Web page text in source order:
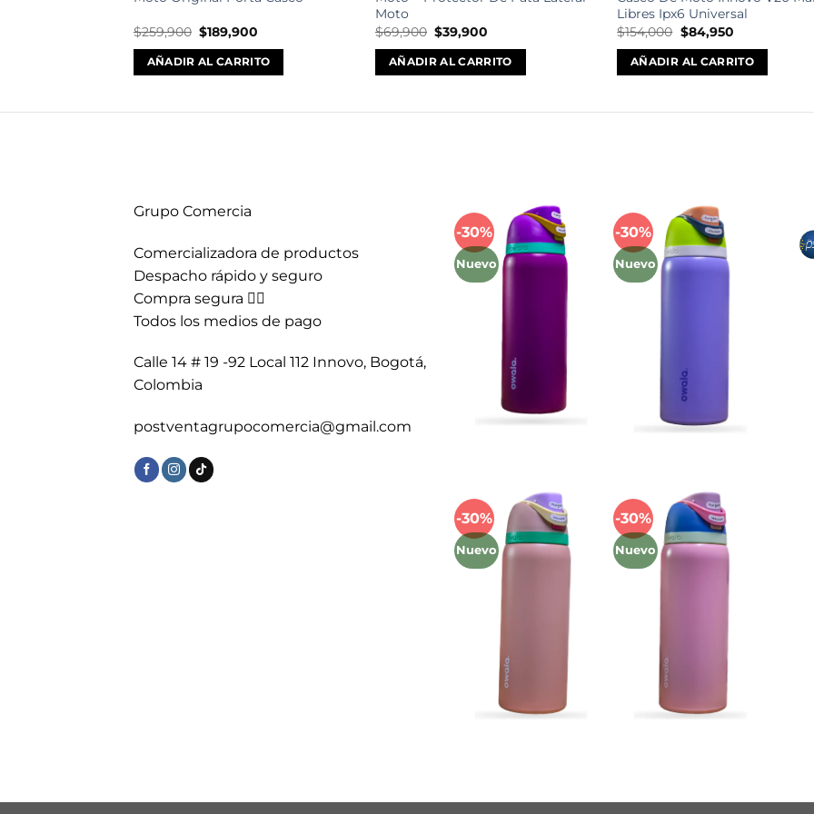
$259,900 El
precio
original
era:
$189,900
actual
es:
AÑADIR AL CARRITO
Moto
$69,900 El
precio
original
era:
$39,900
actual
es:
AÑADIR AL CARRITO
Libres Ipx6 Universal
$154,000 El
precio
original
era:
$84,950El
actual
es:
AÑADIR AL CARRITO
Grupo Comercia
Comercializadora de productos
Despacho rápido y seguro
Compra segura 👇🏼
Todos los medios de pago
Calle 14 # 19 -92 Local 112 Innovo, Bogotá,
Colombia
postventagrupocomercia@gmail.com
-30%
Nuevo
Añadir
a la
de
-30%
Nuevo
Añadir
a la
-30%
Nuevo
Añadir
a la
de
-30%
Nuevo
Añadir
a la
de